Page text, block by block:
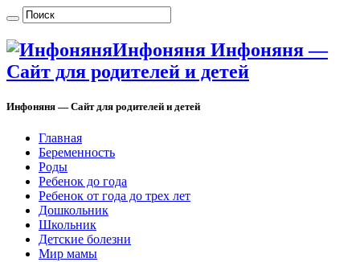
Инфоняня Инфоняня —
Сайт для родителей и детей
Инфоняня — Сайт для родителей и детей
Главная
Беременность
Роды
Ребенок до года
Ребенок от года до трех лет
Дошкольник
Школьник
Детские болезни
Мир мамы